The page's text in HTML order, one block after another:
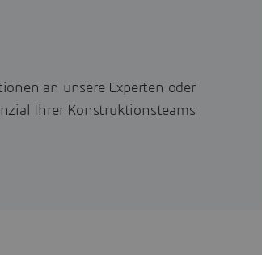
an unsere Experten oder
Ihrer Konstruktionsteams